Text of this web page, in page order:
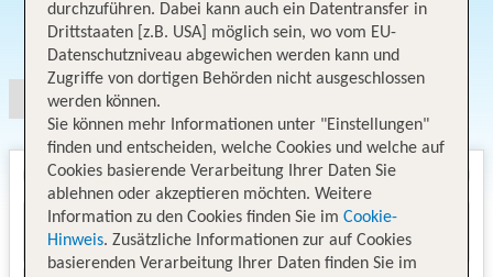
Angebotsauswahl
durchzuführen. Dabei kann auch ein Datentransfer in
Drittstaaten [z.B. USA] möglich sein, wo vom EU-
Datenschutzniveau abgewichen werden kann und
Zugriffe von dortigen Behörden nicht ausgeschlossen
werden können.
Sie können mehr Informationen unter "Einstellungen"
finden und entscheiden, welche Cookies und welche auf
Cookies basierende Verarbeitung Ihrer Daten Sie
ablehnen oder akzeptieren möchten. Weitere
Information zu den Cookies finden Sie im Cookie-
Hinweis. Zusätzliche Informationen zur auf Cookies
basierenden Verarbeitung Ihrer Daten finden Sie im